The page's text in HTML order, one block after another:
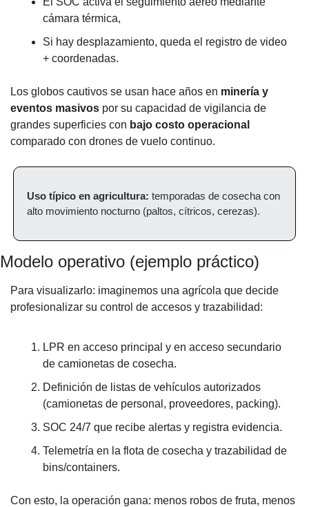
cámara térmica,
Si hay desplazamiento, queda el registro de video
+ coordenadas.
Los globos cautivos se usan hace años en minería y
eventos masivos por su capacidad de vigilancia de
grandes superficies con bajo costo operacional
comparado con drones de vuelo continuo.
Uso típico en agricultura: temporadas de cosecha con
alto movimiento nocturno (paltos, cítricos, cerezas).
Modelo operativo (ejemplo práctico)
Para visualizarlo: imaginemos una agrícola que decide
profesionalizar su control de accesos y trazabilidad:
LPR en acceso principal y en acceso secundario
de camionetas de cosecha.
Definición de listas de vehículos autorizados
(camionetas de personal, proveedores, packing).
SOC 24/7 que recibe alertas y registra evidencia.
Telemetría en la flota de cosecha y trazabilidad de
bins/containers.
Con esto, la operación gana: menos robos de fruta, menos